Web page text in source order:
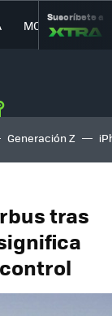
MOVILIDAD
Suscríbete a
Generación Z
tras